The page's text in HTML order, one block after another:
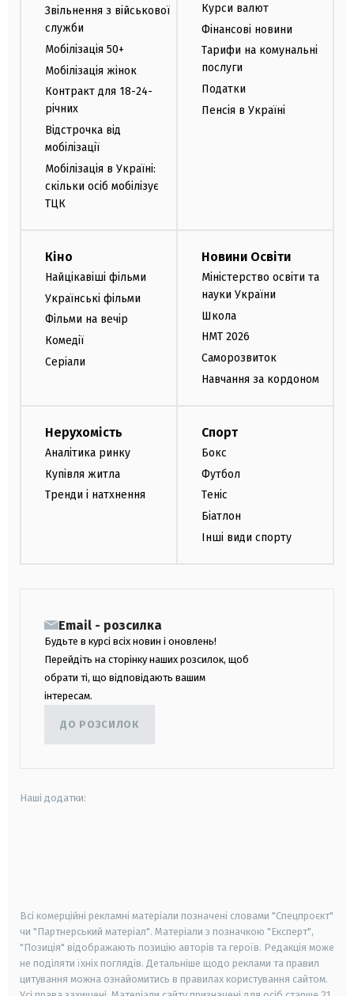
Звільнення з військової
служби
Мобілізація 50+
Мобілізація жінок
Контракт для 18-24-
річних
Відстрочка від
мобілізації
Мобілізація в Україні:
скільки осіб мобілізує
ТЦК
Курси валют
Фінансові новини
Тарифи на комунальні
послуги
Податки
Пенсія в Україні
Кіно
Найцікавіші фільми
Українські фільми
Фільми на вечір
Комедії
Серіали
Новини Освіти
Міністерство освіти та
науки України
Школа
НМТ 2026
Саморозвиток
Навчання за кордоном
Нерухомість
Аналітика ринку
Купівля житла
Тренди і натхнення
Спорт
Бокс
Футбол
Теніс
Біатлон
Інші види спорту
Email - розсилка
Будьте в курсі всіх новин і оновлень!
Перейдіть на сторінку наших розсилок, щоб
обрати ті, що відповідають вашим
інтересам.
ДО РОЗСИЛОК
Наші додатки:
Всі комерційні рекламні матеріали позначені словами "Спецпроєкт"
чи "Партнерський матеріал". Матеріали з позначкою "Експерт",
"Позиція" відображають позицію авторів та героїв. Редакція може
не поділяти їхніх поглядів. Детальніше щодо реклами та правил
цитування можна ознайомитись в правилах користування сайтом.